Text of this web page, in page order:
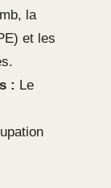
la
et les
: Le